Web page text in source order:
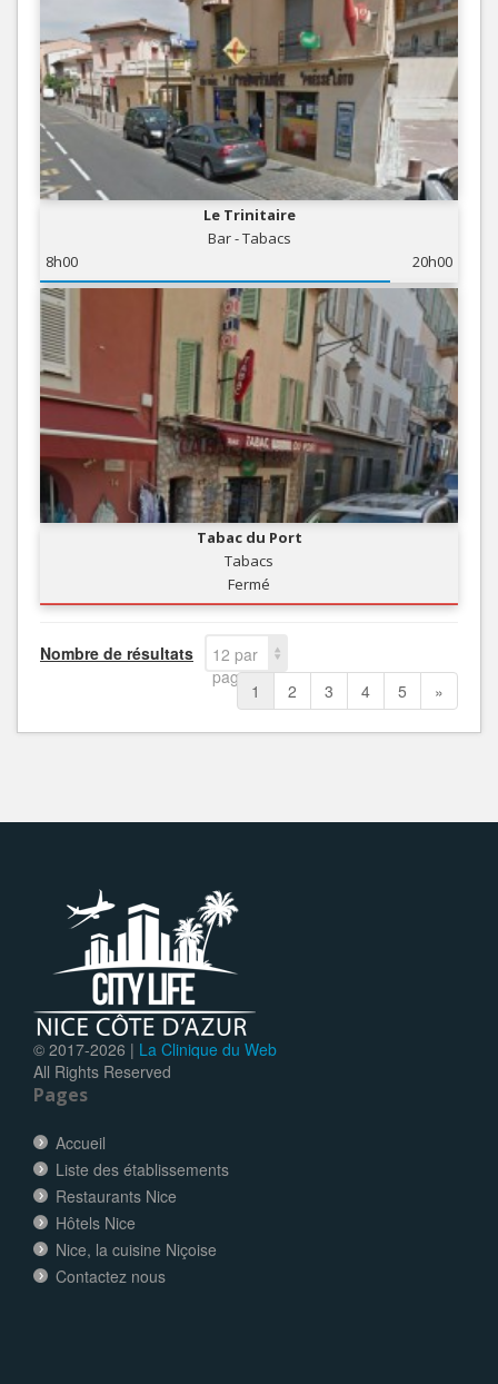
Le Trinitaire
Bar - Tabacs
8h00
20h00
Tabac du Port
Tabacs
Fermé
Nombre de résultats
12 par
page
1 2 3 4 5 »
© 2017-2026 | La Clinique du Web
All Rights Reserved
Pages
Accueil
Liste des établissements
Restaurants Nice
Hôtels Nice
Nice, la cuisine Niçoise
Contactez nous